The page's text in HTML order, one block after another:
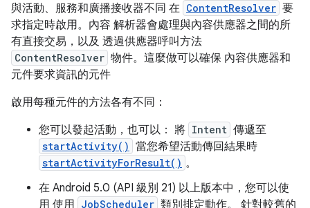
與活動、服務和廣播接收器不同 在 ContentResolver 要
求指定時啟用。內容 解析器會處理與內容供應器之間的所
有直接交易，以及 透過供應器呼叫方法
ContentResolver 物件。這麼做可以確保 內容供應器和
元件要求資訊的元件
啟用每種元件的方法各有不同：
您可以發起活動，也可以： 將 Intent 傳遞至
startActivity() 當您希望活動傳回結果時
startActivityForResult() 。
在 Android 5.0 (API 級別 21) 以上版本中，您可以使
用 使用 JobScheduler 類別排定動作。 針對較舊的